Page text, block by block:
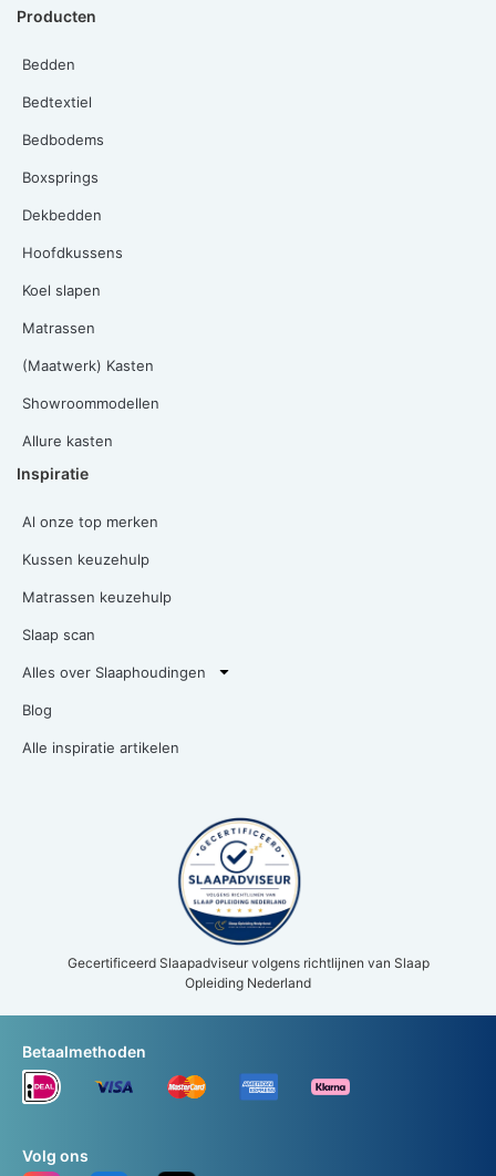
Producten
Bedden
Bedtextiel
Bedbodems
Boxsprings
Dekbedden
Hoofdkussens
Koel slapen
Matrassen
(Maatwerk) Kasten
Showroommodellen
Allure kasten
Inspiratie
Al onze top merken
Kussen keuzehulp
Matrassen keuzehulp
Slaap scan
Alles over Slaaphoudingen
Blog
Alle inspiratie artikelen
Gecertificeerd Slaapadviseur volgens richtlijnen van Slaap
Opleiding Nederland
Volg ons
Betaalmethoden